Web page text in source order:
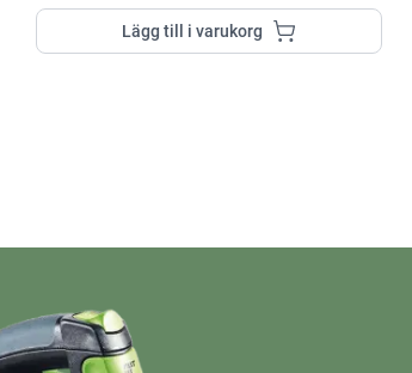
Lägg till i varukorg